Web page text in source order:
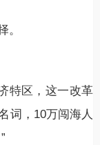
。
特区，这一改革
词，10万闯海人